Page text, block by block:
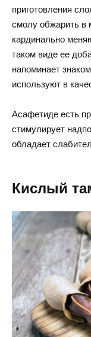
приготовления
смолу обжарить в
кардинально
таком виде ее
напоминает
используют в
Асафетиде есть
стимулирует
обладает
Кислый